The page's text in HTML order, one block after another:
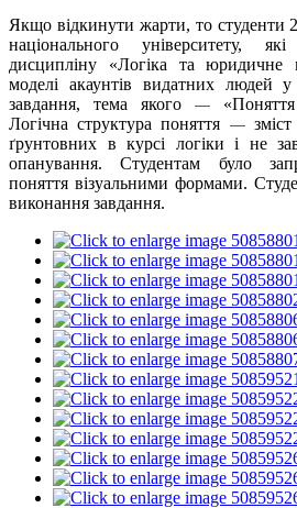
Якщо відкинути жарти, то студенти
національного університету,
дисципліну «Логіка та юридичне
моделі акаунтів видатних людей у
завдання, тема якого —
Логічна структура поняття —
ґрунтовних в курсі логіки і не
опанування. Студентам було
поняття візуальними формами.
виконання завдання.